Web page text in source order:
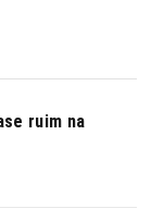
ruim na